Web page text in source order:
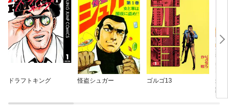
ドラフトキング 怪盗シュガー ゴルゴ13
最
躍